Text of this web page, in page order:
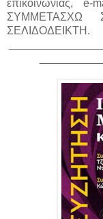
επικοινωνίας,
ΣΥΜΜΕΤΑΣΧΩ
ΣΕΛΙΔΟΔΕΙΚΤΗ.